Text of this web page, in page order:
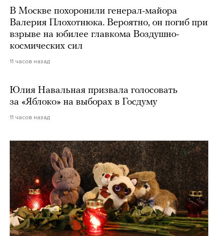
В Москве похоронили генерал-майора
Валерия Плохотнюка. Вероятно, он погиб при
взрыве на юбилее главкома Воздушно-
космических сил
11 часов назад
Юлия Навальная призвала голосовать
за «Яблоко» на выборах в Госдуму
11 часов назад